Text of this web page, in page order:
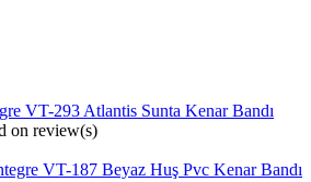
VT-293 Atlantis Sunta Kenar Bandı
on review(s)